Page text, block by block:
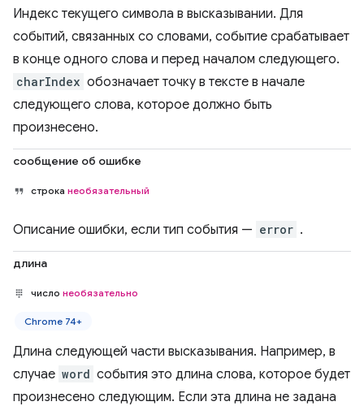
Индекс текущего символа в высказывании. Для
событий, связанных со словами, событие срабатывает
в конце одного слова и перед началом следующего.
charIndex обозначает точку в тексте в начале
следующего слова, которое должно быть
произнесено.
сообщение об ошибке
строка необязательный
Описание ошибки, если тип события — error .
длина
число необязательно
Chrome 74+
Длина следующей части высказывания. Например, в
случае word события это длина слова, которое будет
произнесено следующим. Если эта длина не задана